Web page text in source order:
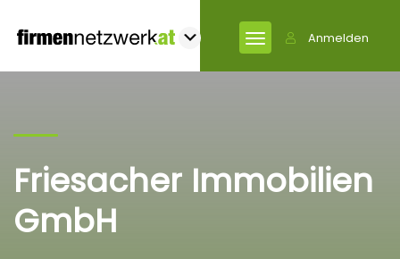
Anmelden
Friesacher Immobilien
GmbH